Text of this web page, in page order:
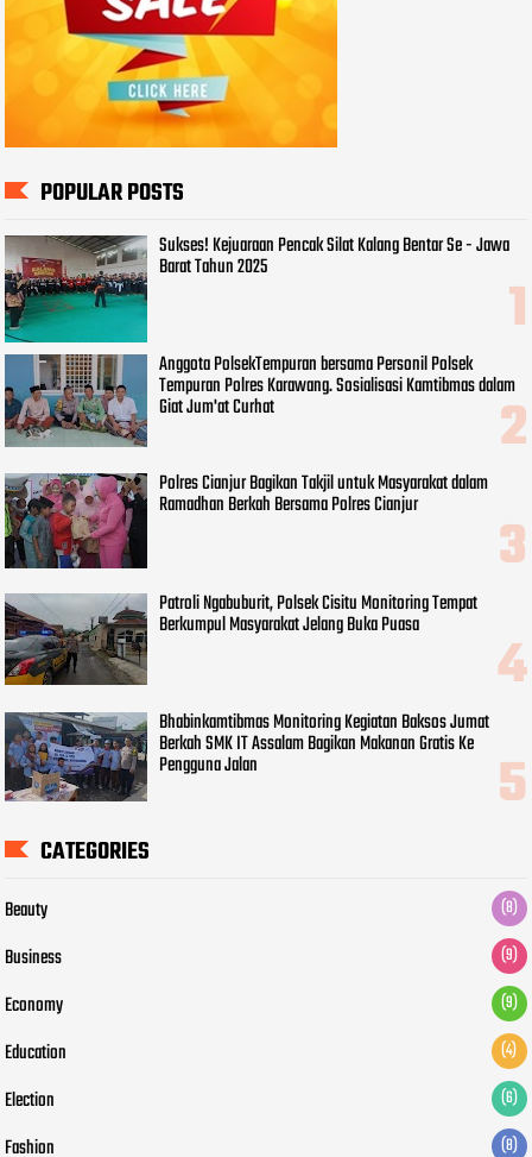
POPULAR POSTS
Sukses! Kejuaraan Pencak Silat Kalang Bentar Se - Jawa
Barat Tahun 2025
Anggota PolsekTempuran bersama Personil Polsek
Tempuran Polres Karawang. Sosialisasi Kamtibmas dalam
Giat Jum'at Curhat
Polres Cianjur Bagikan Takjil untuk Masyarakat dalam
Ramadhan Berkah Bersama Polres Cianjur
Patroli Ngabuburit, Polsek Cisitu Monitoring Tempat
Berkumpul Masyarakat Jelang Buka Puasa
Bhabinkamtibmas Monitoring Kegiatan Baksos Jumat
Berkah SMK IT Assalam Bagikan Makanan Gratis Ke
Pengguna Jalan
CATEGORIES
Beauty (8)
Business (9)
Economy (9)
Education (4)
Election (6)
Fashion (8)